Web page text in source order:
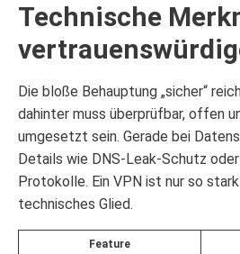
Technische
Die bloße Behauptung „sicher“
dahinter muss überprüfbar, offen
umgesetzt sein. Gerade bei
Details wie DNS-Leak-Schutz
Protokolle. Ein VPN ist nur so
technisches Glied.
Feature